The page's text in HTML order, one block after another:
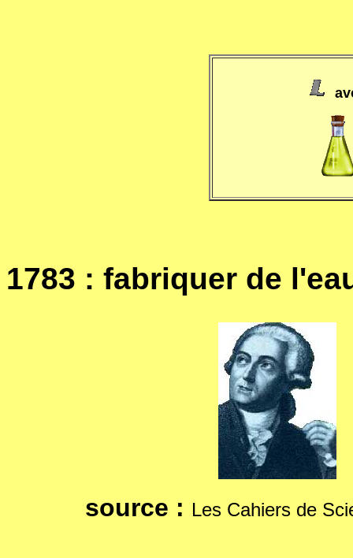
1783 : fabriquer de
source : Les Cahiers de